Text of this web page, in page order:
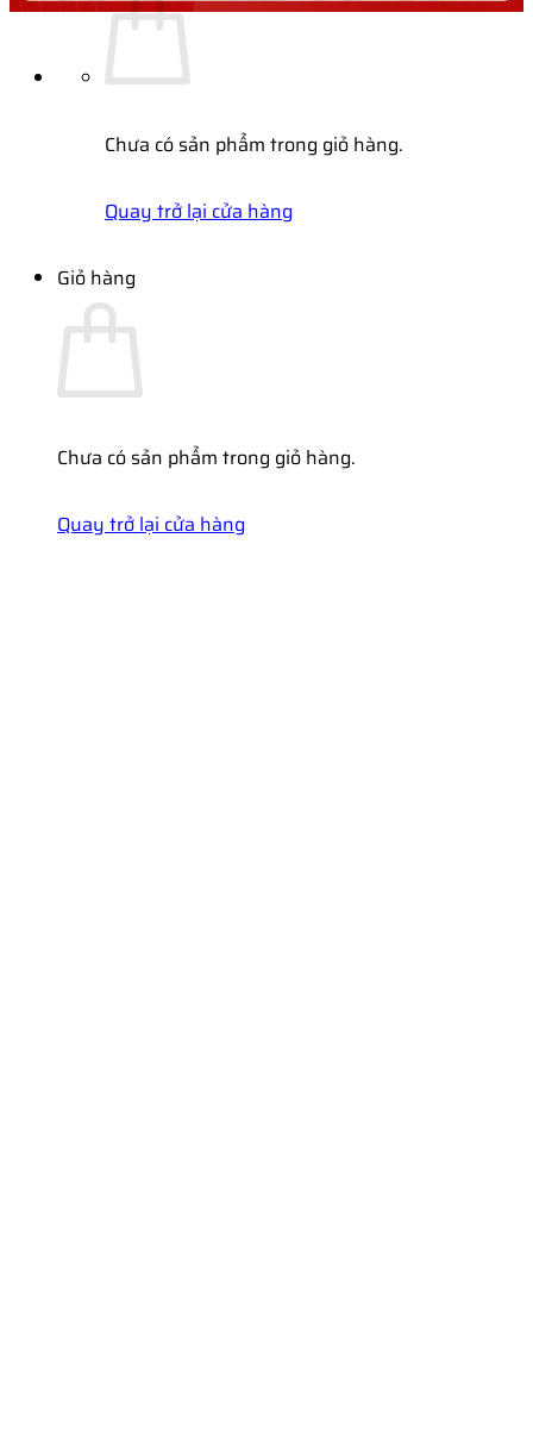
Chưa có sản phẩm trong giỏ hàng.
Quay trở lại cửa hàng
Giỏ hàng
Chưa có sản phẩm trong giỏ hàng.
Quay trở lại cửa hàng